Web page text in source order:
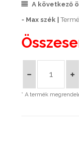
A következő
- Max szék |
* A termék